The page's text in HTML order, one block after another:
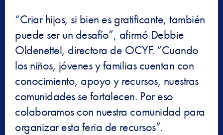
“Criar hijos, si bien es gratificante, también
puede ser un desafío”, afirmó Debbie
Oldenettel, directora de OCYF. “Cuando
los niños, jóvenes y familias cuentan con
conocimiento, apoyo y recursos, nuestras
comunidades se fortalecen. Por eso
colaboramos con nuestra comunidad para
organizar esta feria de recursos”.